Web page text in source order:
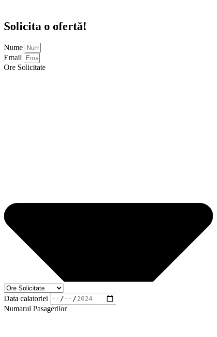
Solicita o ofertă!
Nume
Email
Ore Solicitate
Data calatoriei
Numarul Pasagerilor